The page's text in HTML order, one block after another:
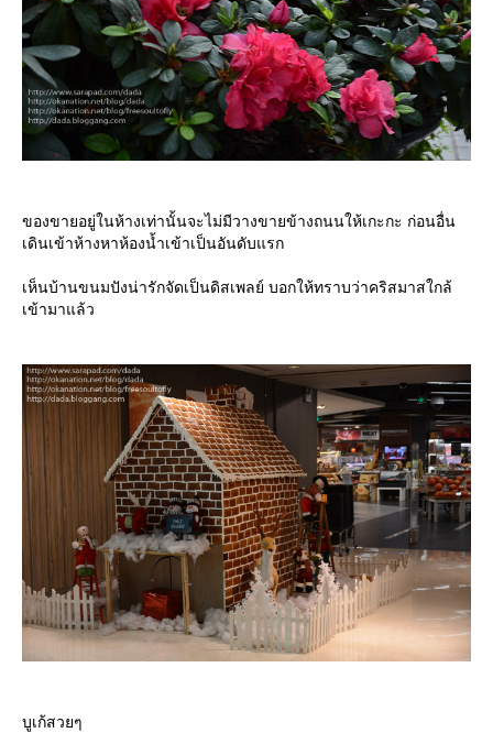
ของขายอยู่ในห้างเท่านั้นจะไม่มีวางขายข้างถนนให้เกะกะ ก่อนอื่น
เดินเข้าห้างหาห้องน้ำเข้าเป็นอันดับแรก
เห็นบ้านขนมปังน่ารักจัดเป็นดิสเพลย์ บอกให้ทราบว่าคริสมาสใกล้
เข้ามาแล้ว
บูเก้สวยๆ